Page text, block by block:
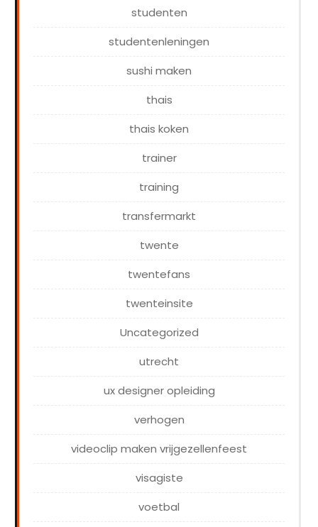
studenten
studentenleningen
sushi maken
thais
thais koken
trainer
training
transfermarkt
twente
twentefans
twenteinsite
Uncategorized
utrecht
ux designer opleiding
verhogen
videoclip maken vrijgezellenfeest
visagiste
voetbal